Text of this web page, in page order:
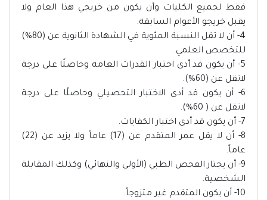
فقط لجميع الكليات وأن يكون من خريجي هذا العام ولا
يقبل خريجو الأعوام السابقة.
4- أن لا تقل النسبة المئوية في الشهادة الثانوية عن (80%)
للتخصص العلمي.
5- أن يكون قد أدى اختبار القدرات العامة وحاصلًا على درجة
لاتقل عن (60%).
6- أن يكون قد أدى الاختبار التحصيلي وحاصلًا على درجة
لاتقل عن ( 60%).
7- أن يكون قد أدى اختبار الكفايات.
8- أن لا يقل عمر المتقدم عن (17) عاماً ولا يزيد عن (22)
عاماً.
9- أن يجتاز الفحص الطبي (الأولي والنهائي) وكذلك المقابلة
الشخصية.
10- أن يكون المتقدم غير متزوجاً.